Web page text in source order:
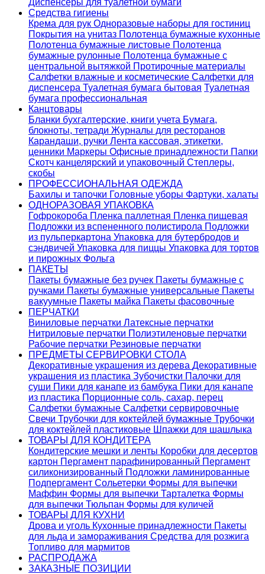
Диспенсеры для туалетной бумаги
Средства гигиены
Крема для рук Одноразовые наборы для гостиниц
Покрытия на унитаз Полотенца бумажные кухонные
Полотенца бумажные листовые Полотенца
бумажные рулонные Полотенца бумажные с
центральной вытяжкой Протирочные материалы
Салфетки влажные и косметические Салфетки для
диспенсера Туалетная бумага бытовая Туалетная
бумага профессиональная
Канцтовары
Бланки бухгалтерские, книги учета Бумага,
блокноты, тетради Журналы для ресторанов
Карандаши, ручки Лента кассовая, этикетки,
ценники Маркеры Офисные принадлежности Папки
Скотч канцелярский и упаковочный Степлеры,
скобы
ПРОФЕССИОНАЛЬНАЯ ОДЕЖДА
Бахилы и тапочки Головные уборы Фартуки, халаты
ОДНОРАЗОВАЯ УПАКОВКА
Гофрокороба Пленка паллетная Пленка пищевая
Подложки из вспененного полистирола Подложки
из пульперкартона Упаковка для бутербродов и
сэндвичей Упаковка для пиццы Упаковка для тортов
и пирожных Фольга
ПАКЕТЫ
Пакеты бумажные без ручек Пакеты бумажные с
ручками Пакеты бумажные универсальные Пакеты
вакуумные Пакеты майка Пакеты фасовочные
ПЕРЧАТКИ
Виниловые перчатки Латексные перчатки
Нитриловые перчатки Полиэтиленовые перчатки
Рабочие перчатки Резиновые перчатки
ПРЕДМЕТЫ СЕРВИРОВКИ СТОЛА
Декоративные украшения из дерева Декоративные
украшения из пластика Зубочистки Палочки для
суши Пики для канапе из бамбука Пики для канапе
из пластика Порционные соль, сахар, перец
Салфетки бумажные Салфетки сервировочные
Свечи Трубочки для коктейлей бумажные Трубочки
для коктейлей пластиковые Шпажки для шашлыка
ТОВАРЫ ДЛЯ КОНДИТЕРА
Кондитерские мешки и ленты Коробки для десертов
картон Пергамент парафинированный Пергамент
силиконизированный Подложки ламинированные
Подпергамент Сольетерки Формы для выпечки
Маффин Формы для выпечки Тарталетка Формы
для выпечки Тюльпан Формы для куличей
ТОВАРЫ ДЛЯ КУХНИ
Дрова и уголь Кухонные принадлежности Пакеты
для льда и замораживания Средства для розжига
Топливо для мармитов
РАСПРОДАЖА
ЗАКАЗНЫЕ ПОЗИЦИИ